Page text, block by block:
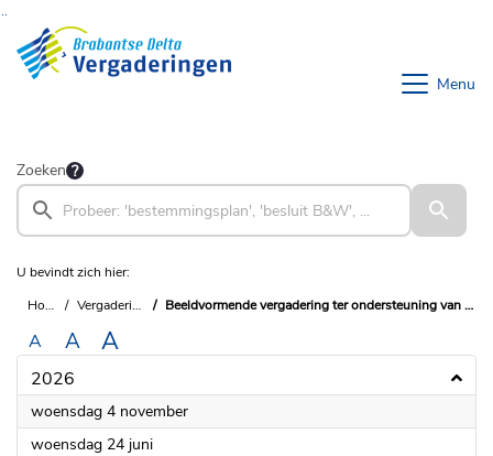
Ga naar de inhoud van deze pagina
Ga naar het zoeken
Ga naar het menu
Menu
Zoeken
U bevindt zich hier:
Home
Vergaderingen Beeldvormende vergadering ter ondersteuning van de commissies
A A A
2026
woensdag 4 november2026
woensdag 24 juni2026